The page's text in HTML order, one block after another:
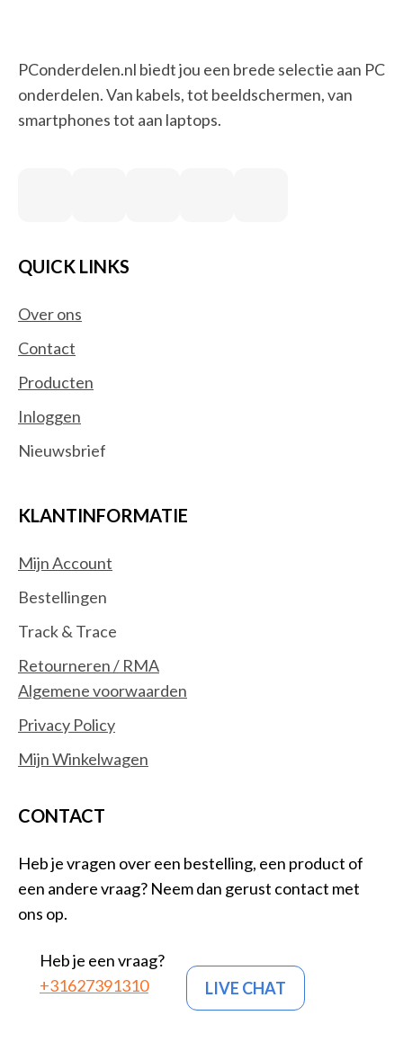
PConderdelen.nl biedt jou een brede selectie aan PC
onderdelen. Van kabels, tot beeldschermen, van
smartphones tot aan laptops.
QUICK LINKS
Over ons
Contact
Producten
Inloggen
Nieuwsbrief
KLANTINFORMATIE
Mijn Account
Bestellingen
Track & Trace
Retourneren / RMA
Algemene voorwaarden
Privacy Policy
Mijn Winkelwagen
CONTACT
Heb je vragen over een bestelling, een product of
een andere vraag? Neem dan gerust contact met
ons op.
Heb je een vraag?
+31627391310
LIVE CHAT